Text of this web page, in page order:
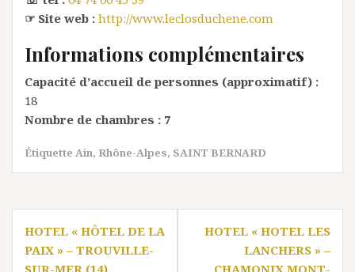
☞ Site web : http://www.leclosduchene.com
Informations complémentaires
Capacité d’accueil de personnes (approximatif) :
18
Nombre de chambres : 7
Étiquette Ain, Rhône-Alpes, SAINT BERNARD
Navigation
de
HOTEL « HÔTEL DE LA
PAIX » – TROUVILLE-
SUR-MER (14)
HOTEL « HOTEL LES
LANCHERS » –
CHAMONIX MONT-